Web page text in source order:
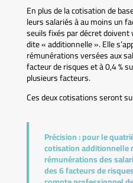
En plus de la cotisation de
leurs salariés à au moins un
seuils fixés par décret
dite « additionnelle ». Elle
rémunérations versées aux
facteur de risques et à 0,4 %
plusieurs facteurs.
Ces deux cotisations seront
Précision :pour le
cotisation additionnelle
rémunérations des
des 6 facteurs de